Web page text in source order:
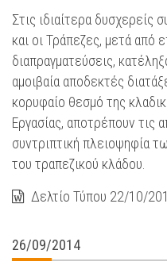
Στις ιδιαίτερα
και οι Τράπεζες, μετά από
διαπραγματεύσεις,
αμοιβαία αποδεκτές
κορυφαίο θεσμό της
Εργασίας, αποτρέπουν τις
συντριπτική πλειοψηφία
του τραπεζικού κλάδου.
Δελτίο Τύπου 22/10/
26/09/2014